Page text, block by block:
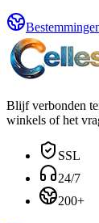
Blijf verbonden
winkels of het
SSL
24/7
200+